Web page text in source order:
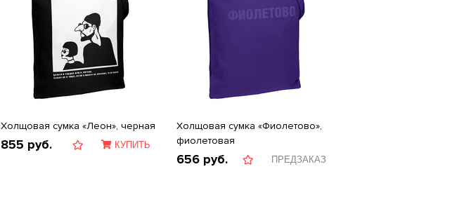
Холщовая сумка «Леон», черная
855 руб. КУПИТЬ
Холщовая сумка «Фиолетово»,
фиолетовая
656 руб. ПРЕДЗАКАЗ